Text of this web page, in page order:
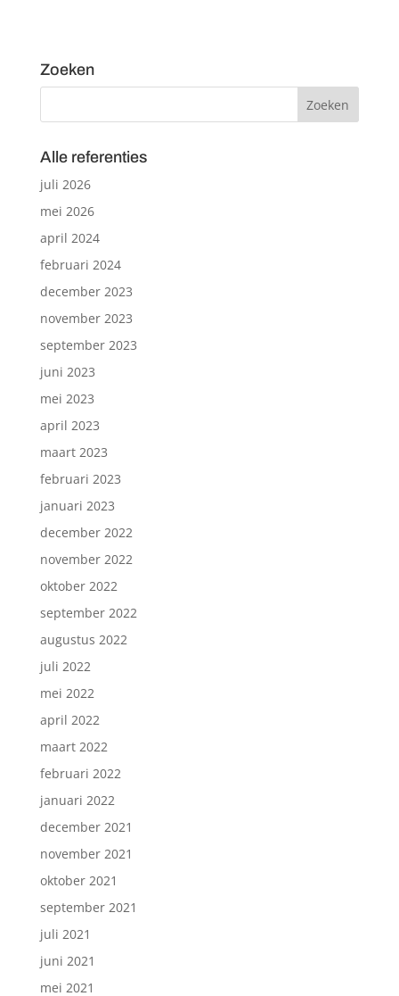
Zoeken
Alle referenties
juli 2026
mei 2026
april 2024
februari 2024
december 2023
november 2023
september 2023
juni 2023
mei 2023
april 2023
maart 2023
februari 2023
januari 2023
december 2022
november 2022
oktober 2022
september 2022
augustus 2022
juli 2022
mei 2022
april 2022
maart 2022
februari 2022
januari 2022
december 2021
november 2021
oktober 2021
september 2021
juli 2021
juni 2021
mei 2021